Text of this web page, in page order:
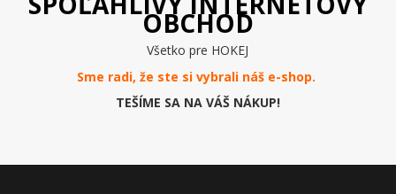
OBCHOD
Všetko pre HOKEJ
Sme radi, že ste si vybrali náš e-shop.
TEŠÍME SA NA VÁŠ NÁKUP!